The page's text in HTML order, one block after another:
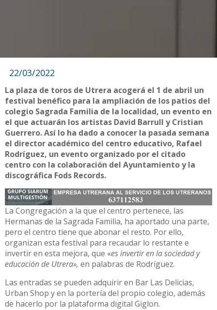
22/03/2022
La plaza de toros de Utrera acogerá el 1 de abril un
festival benéfico para la ampliación de los patios del
colegio Sagrada Familia de la localidad, un evento en
el que actuarán los artistas David Barrull y Cristian
Guerrero. Así lo ha dado a conocer la pasada semana
el director académico del centro educativo, Rafael
Rodríguez, un evento organizado por el citado
centro con la colaboración del Ayuntamiento y la
discográfica Fods Records.
La Congregación a la que el centro pertenece, las
Hermanas de la Sagrada Familia, ha aportado una parte,
pero el centro tiene que abonar el resto. Por ello,
organizan esta festival para recaudar lo restante e
invertir en esta mejora, que «es invertir en la sociedad y
educación de Utrera», en palabras de Rodríguez.
Las entradas se pueden adquirir en Bar Las Delicias,
Urban Shop y en la portería del propio colegio, además
de hacerlo por la plataforma digital Giglon.